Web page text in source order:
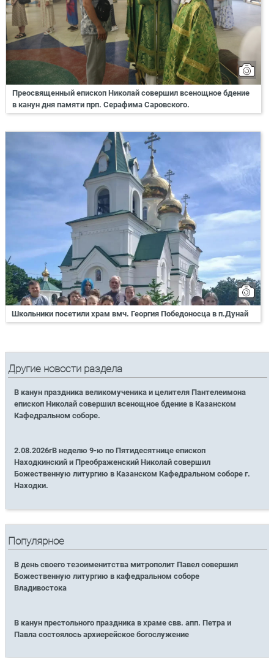
Преосвященный епископ Николай совершил всенощное бдение
в канун дня памяти прп. Серафима Саровского.
Школьники посетили храм вмч. Георгия Победоносца в п.Дунай
Другие новости раздела
В канун праздника великомученика и целителя Пантелеимона
епископ Николай совершил всенощное бдение в Казанском
Кафедральном соборе.
2.08.2026гВ неделю 9-ю по Пятидесятнице епископ
Находкинский и Преображенский Николай совершил
Божественную литургию в Казанском Кафедральном соборе г.
Находки.
Популярное
В день своего тезоименитства митрополит Павел совершил
Божественную литургию в кафедральном соборе
Владивостока
В канун престольного праздника в храме свв. апп. Петра и
Павла состоялось архиерейское богослужение